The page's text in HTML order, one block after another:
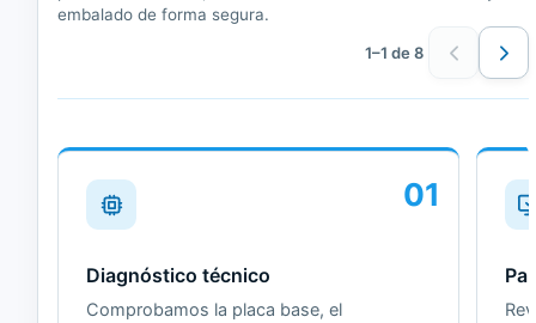
embalado de forma segura.
1–1 de 8
01
Diagnóstico técnico
Comprobamos la placa base, el